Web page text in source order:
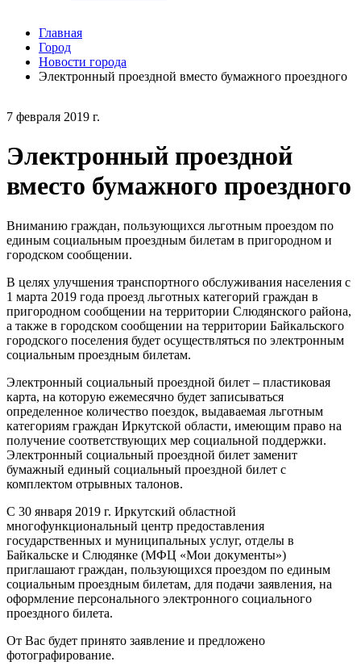
7 февраля 2019 г.
Электронный проездной
вместо бумажного проездного
Вниманию граждан, пользующихся льготным проездом по
единым социальным проездным билетам в пригородном и
городском сообщении.
В целях улучшения транспортного обслуживания населения с
1 марта 2019 года проезд льготных категорий граждан в
пригородном сообщении на территории Слюдянского района,
а также в городском сообщении на территории Байкальского
городского поселения будет осуществляться по электронным
социальным проездным билетам.
Электронный социальный проездной билет – пластиковая
карта, на которую ежемесячно будет записываться
определенное количество поездок, выдаваемая льготным
категориям граждан Иркутской области, имеющим право на
получение соответствующих мер социальной поддержки.
Электронный социальный проездной билет заменит
бумажный единый социальный проездной билет с
комплектом отрывных талонов.
С 30 января 2019 г. Иркутский областной
многофункциональный центр предоставления
государственных и муниципальных услуг, отделы в
Байкальске и Слюдянке (МФЦ «Мои документы»)
приглашают граждан, пользующихся проездом по единым
социальным проездным билетам, для подачи заявления, на
оформление персонального электронного социального
проездного билета.
От Вас будет принято заявление и предложено
фотографирование.
Главная
Город
Новости города
Электронный проездной вместо бумажного проездного